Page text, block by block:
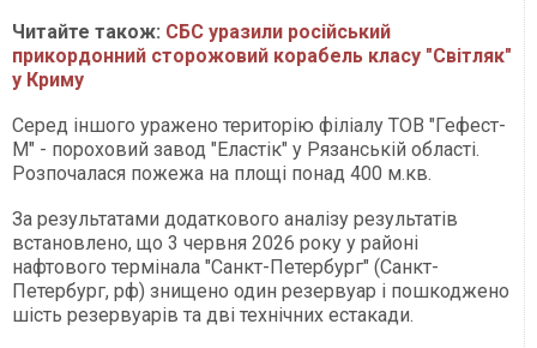
Читайте також: СБС уразили російський
прикордонний сторожовий корабель класу "Світляк"
у Криму
Серед іншого уражено територію філіалу ТОВ "Гефест-
М" - пороховий завод "Еластік" у Рязанській області.
Розпочалася пожежа на площі понад 400 м.кв.
За результатами додаткового аналізу результатів
встановлено, що 3 червня 2026 року у районі
нафтового термінала "Санкт-Петербург" (Санкт-
Петербург, рф) знищено один резервуар і пошкоджено
шість резервуарів та дві технічних естакади.